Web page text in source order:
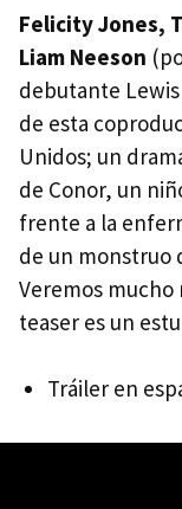
Felicity Jones,
Liam Neeson
debutante
de esta
Unidos; un
de Conor, un
frente a la
de un monstruo
Veremos mucho
teaser es un
Tráiler en